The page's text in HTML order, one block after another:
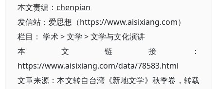
本文责编： chenpian
发信站：爱思想（https://www.aisixiang.com）
栏目： 学术>文学 >文学与文化演讲
本文链接：
https://www.aisixiang.com/data/78583.html
文章来源：本文转自台湾《新地文学》秋季卷，转载